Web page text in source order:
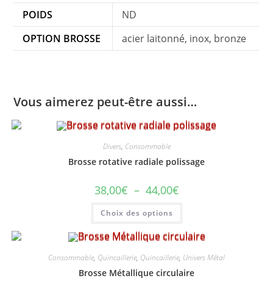
POIDS
ND
OPTION BROSSE
acier laitonné, inox, bronze
Vous aimerez peut-être aussi…
Divers, Consommable
Brosse rotative radiale polissage
38,00€ – 44,00€Plage
de
prix :
à
44,00€
Choix des options
Ce
a
plusieurs
variations.
options
être
Consommable, Quincaillerie, Quincaillerie, Univers Métal
Brosse Métallique circulaire